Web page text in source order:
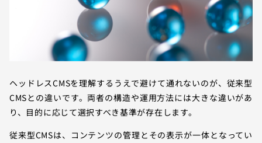
ヘッドレスCMSを理解するうえで避けて通れないのが、従来型
CMSとの違いです。両者の構造や運用方法には大きな違いがあ
り、目的に応じて選択すべき基準が存在します。
従来型CMSは、コンテンツの管理とその表示が一体となってい